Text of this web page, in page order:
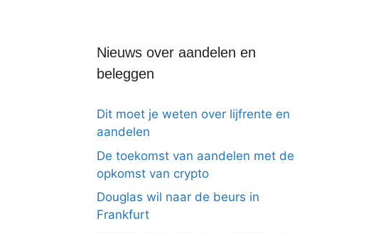
Nieuws over aandelen en
beleggen
Dit moet je weten over lijfrente en
aandelen
De toekomst van aandelen met de
opkomst van crypto
Douglas wil naar de beurs in
Frankfurt